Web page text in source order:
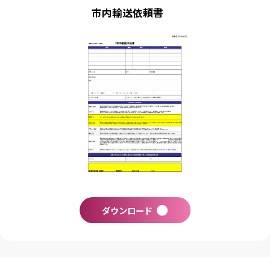
市内輸送依頼書
ダウンロード